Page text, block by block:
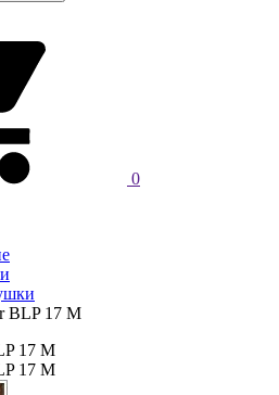
0
BLP 17 M